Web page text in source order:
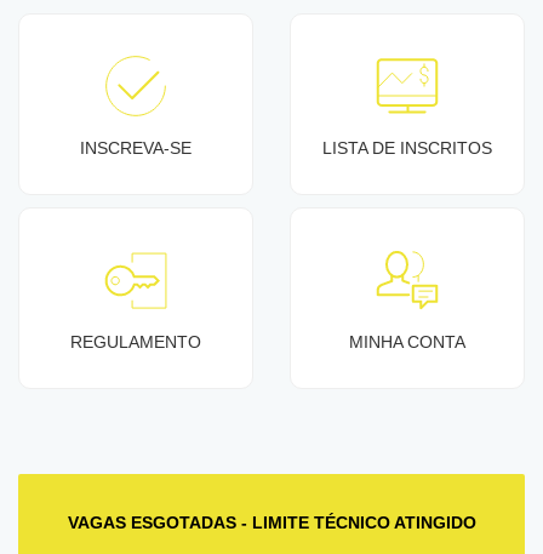
INSCREVA-SE LISTA DE INSCRITOS
REGULAMENTO MINHA CONTA
VAGAS ESGOTADAS - LIMITE TÉCNICO ATINGIDO